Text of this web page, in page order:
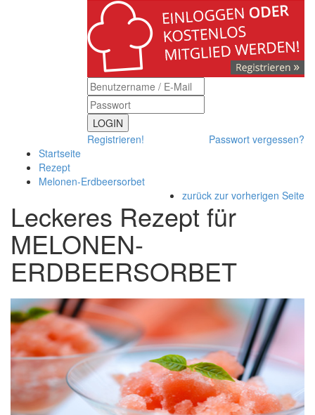
LOGIN
Registrieren!
Passwort vergessen?
Startseite
Rezept
Melonen-Erdbeersorbet
zurück zur vorherigen Seite
Leckeres Rezept für
MELONEN-
ERDBEERSORBET